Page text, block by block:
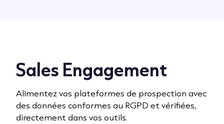
Sales Engagement
Alimentez vos plateformes de prospection avec
des données conformes au RGPD et vérifiées,
directement dans vos outils.